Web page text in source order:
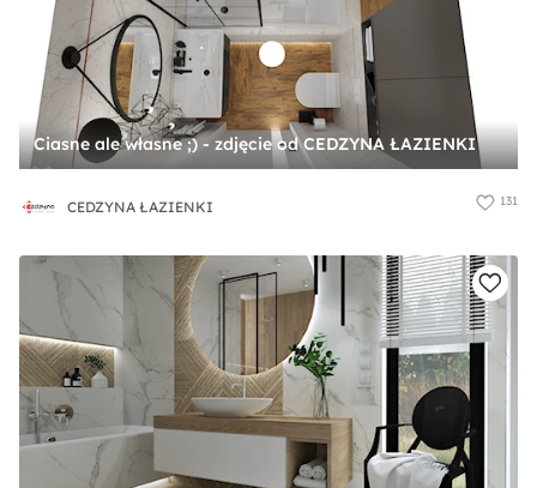
Ciasne ale własne ;) - zdjęcie od CEDZYNA ŁAZIENKI
CEDZYNA ŁAZIENKI 131